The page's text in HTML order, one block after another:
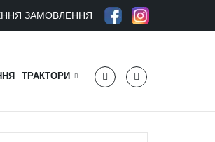
ЗАМОВЛЕННЯ
ТРАКТОРИ